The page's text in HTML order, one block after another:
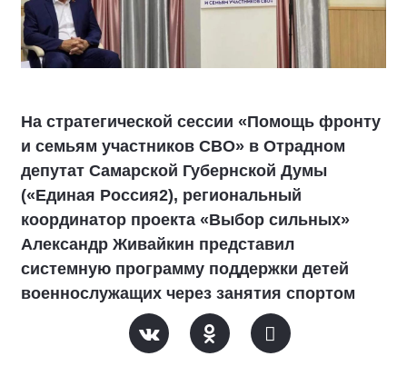
На стратегической сессии «Помощь фронту
и семьям участников СВО» в Отрадном
депутат Самарской Губернской Думы
(«Единая Россия2), региональный
координатор проекта «Выбор сильных»
Александр Живайкин представил
системную программу поддержки детей
военнослужащих через занятия спортом